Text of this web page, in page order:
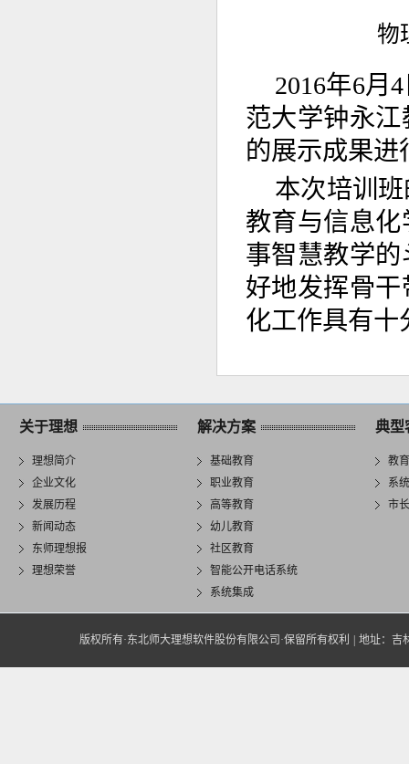
物
2016年6月
范大学钟永
的展示成果进
本次培训
教育与信息
事智慧教学
好地发挥骨
化工作具有十
关于理想
理想简介
企业文化
发展历程
新闻动态
东师理想报
理想荣誉
解决方案
基础教育
职业教育
高等教育
幼儿教育
社区教育
智能公开电话系统
系统集成
典型
教
系
市
版权所有·东北师大理想软件股份有限公司·保留所有权利 | 地址：吉